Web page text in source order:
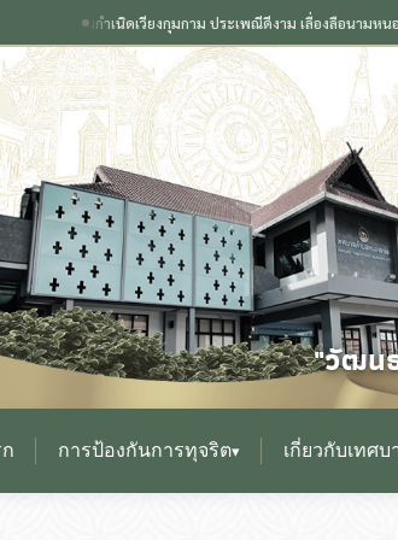
ถิ่นกำเนิดเวียงกุมกาม ประเพณีดีงาม เลื่องลือนามหนองหอย
"วัฒน
การป้องกันการทุจริต▾ เกี่ยวกับเทศบ